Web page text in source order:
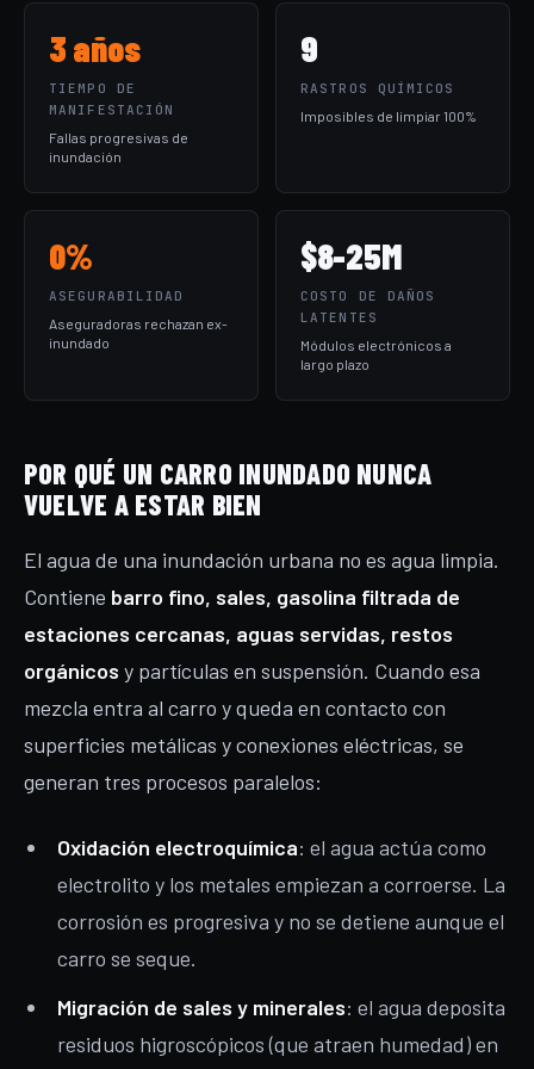
3 años
TIEMPO DE
MANIFESTACIÓN
Fallas progresivas de
inundación
9
RASTROS QUÍMICOS
Imposibles de limpiar 100%
0%
ASEGURABILIDAD
Aseguradoras rechazan ex-
inundado
$8-25M
COSTO DE DAÑOS
LATENTES
Módulos electrónicos a
largo plazo
POR QUÉ UN CARRO INUNDADO NUNCA
VUELVE A ESTAR BIEN
El agua de una inundación urbana no es agua limpia.
Contiene barro fino, sales, gasolina filtrada de
estaciones cercanas, aguas servidas, restos
orgánicos y partículas en suspensión. Cuando esa
mezcla entra al carro y queda en contacto con
superficies metálicas y conexiones eléctricas, se
generan tres procesos paralelos:
Oxidación electroquímica: el agua actúa como
electrolito y los metales empiezan a corroerse. La
corrosión es progresiva y no se detiene aunque el
carro se seque.
Migración de sales y minerales: el agua deposita
residuos higroscópicos (que atraen humedad) en